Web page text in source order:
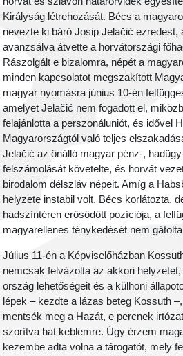
Királyság létrehozását. Bécs a
nevezte ki báró JosipJelačićezredest,
avanzsálva átvette a horvátországi
Rászolgált e bizalomra, népét a
minden kapcsolatot megszakított
magyar nyomásra június 10-én
amelyetJelačić nem fogadott el,
felajánlotta a perszonáluniót, és idővel
Magyarországtól való teljes
Jelačić az önálló magyar pénz-,
felszámolását követelte, és horvát
birodalom délszláv népeit. Amíg a
helyzete instabil volt, Bécs korlátozta,
hadszíntéren erősödött pozíciója, a
magyarellenes ténykedését nem
Július 11-én a Képviselőházban
nemcsak felvázolta az akkori
ország lehetőségeit és a külhoni
lépek – kezdte a lázas beteg Kossuth
mentsék meg a Hazát, e percnek
szorítva hat keblemre. Úgy érzem
kezembe adta volna a tárogatót, mely